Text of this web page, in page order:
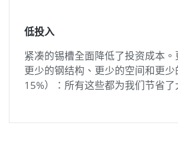
低投入
紧凑的锡槽全面降低了投资成本。
更少的钢结构、更少的空间和更
15%）：所有这些都为我们节省了